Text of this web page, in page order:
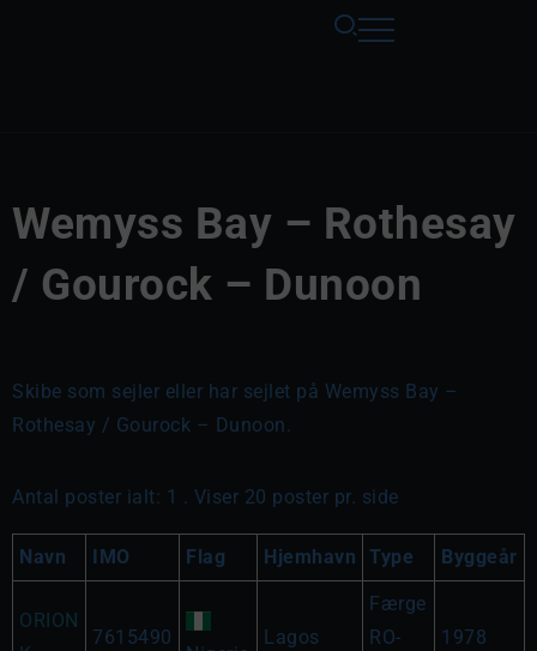
Wemyss Bay – Rothesay
/ Gourock – Dunoon
Skibe som sejler eller har sejlet på Wemyss Bay –
Rothesay / Gourock – Dunoon.
Antal poster ialt: 1 . Viser 20 poster pr. side
Navn IMO Flag Hjemhavn Type Byggeår
ORION
7615490 Lagos
Færge
RO-
1978